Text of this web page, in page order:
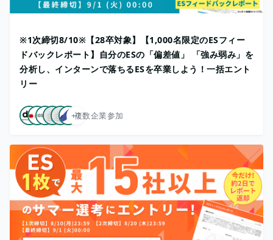
※1次締切8/10※【28卒対象】【1,000名限定のESフィー
ドバックレポート】自分のESの「偏差値」 「強み弱み」を
分析し、インターンで落ちるESを卒業しよう！一括エント
リー
+7
複数企業参加